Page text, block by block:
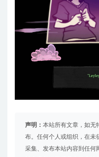
声明： 本站所有文章，如无
布。任何个人或组织，在未
采集、发布本站内容到任何